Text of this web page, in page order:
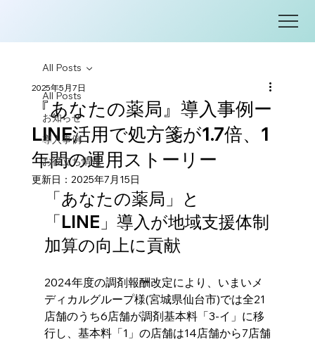
All Posts
お知らせ
導入事例
お役立ち情報
All Posts
『あなたの薬局』導入事例ー
LINE活用で処方箋が1.7倍、1
年間の運用ストーリー
2025年5月7日
更新日： 2025年7月15日
「あなたの薬局」と
「LINE」導入が地域支援体制
加算の向上に貢献
2024年度の調剤報酬改定により、いまいメ
ディカルグループ様(宮城県仙台市)では全21
店舗のうち6店舗が調剤基本料「3-イ」に移
行し、基本料「1」の店舗は14店舗から7店舗